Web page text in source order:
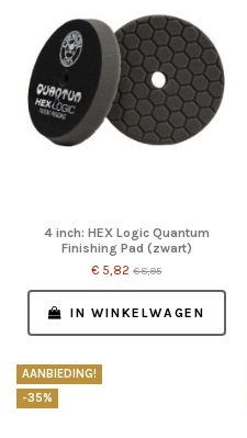
4 inch: HEX Logic Quantum
Finishing Pad (zwart)
€ 5,82 € 8,95
IN WINKELWAGEN
AANBIEDING!
-35%